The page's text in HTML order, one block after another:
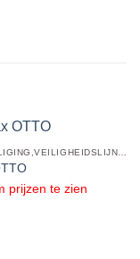
prijzen te zien